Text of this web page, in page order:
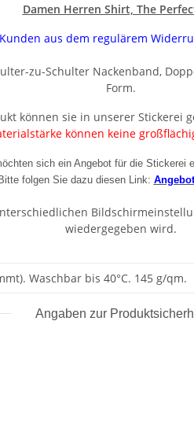
Damen Herren Shirt, The
aus dem regulärem
zu-Schulter Nackenband,
Form.
können sie in unserer Stickerei
können keine
sich ein Angebot für die Stickerei
Bitte folgen Sie dazu diesen Link:
wiedergegeben wird.
Waschbar bis 40°C. 145 g/qm.
Angaben zur